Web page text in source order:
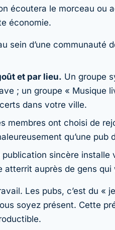
écoutera le morceau ou
économie.
sein d’une communauté
et par lieu. Un groupe
; un groupe « Musique
dans votre ville.
membres ont choisi de
qu’une pub
publication sincère installe
atterrit auprès de gens
Les pubs, c’est du «
soyez présent. Cette